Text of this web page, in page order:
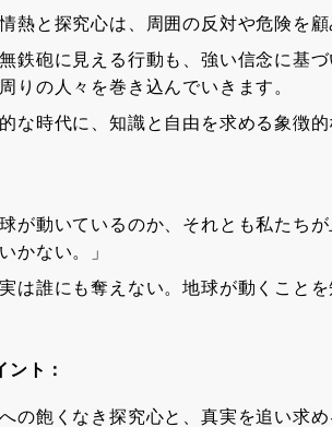
熱と探究心は、周囲の反対や危険を
鉄砲に見える行動も、強い信念に基
りの人々を巻き込んでいきます。
な時代に、知識と自由を求める象徴的
球が動いているのか、それとも私たち
かない。」
実は誰にも奪えない。地球が動くこと
ント：
の飽くなき探究心と、真実を追い求